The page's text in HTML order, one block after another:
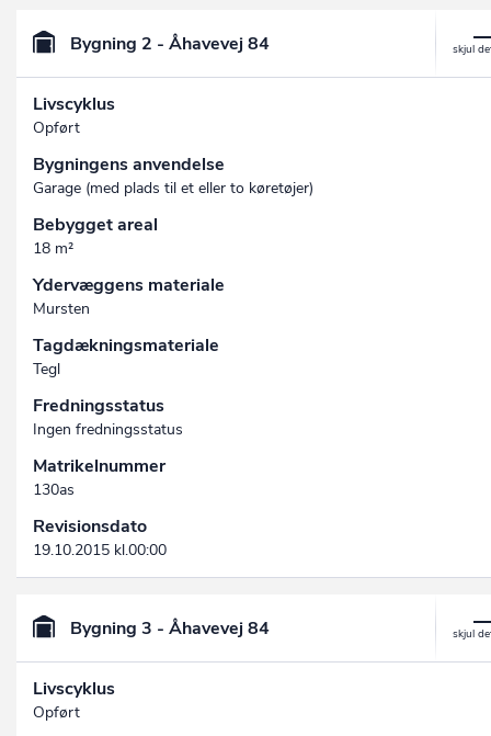
Bygning 2 - Åhavevej 84
Livscyklus
Opført
Bygningens anvendelse
Garage (med plads til et eller to køretøjer)
Bebygget areal
18 m²
Ydervæggens materiale
Mursten
Tagdækningsmateriale
Tegl
Fredningsstatus
Ingen fredningsstatus
Matrikelnummer
130as
Revisionsdato
19.10.2015 kl.00:00
Bygning 3 - Åhavevej 84
Livscyklus
Opført